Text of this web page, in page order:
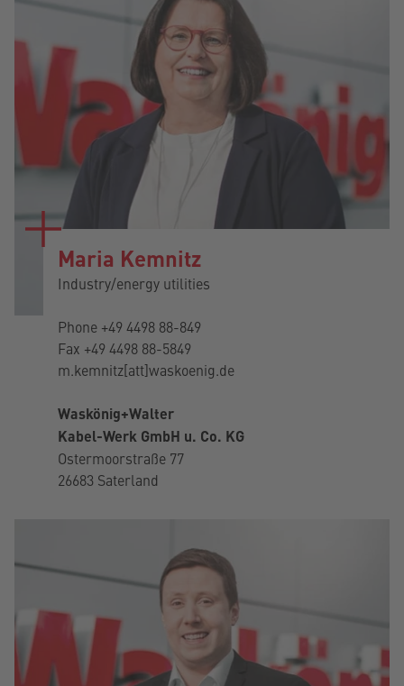
Maria Kemnitz
Industry/energy utilities
Phone +49 4498 88-849
Fax +49 4498 88-5849
m.kemnitz[att]waskoenig.de
Waskönig+Walter
Kabel-Werk GmbH u. Co. KG
Ostermoorstraße 77
26683 Saterland